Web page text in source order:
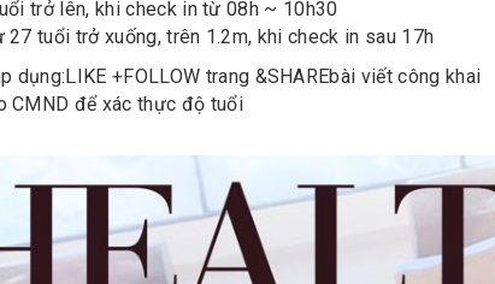
trở lên, khi check in từ 08h ~ 10h30
27 tuổi trở xuống, trên 1.2m, khi check in sau 17h
dụng:ᒪIKE +FOLLOW trang &SHAREbài viết công khai
CMND để xác thực độ tuổi